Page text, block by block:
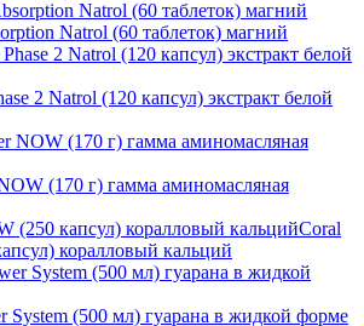
Natrol (60 таблеток) магний
2 Natrol (120 капсул) экстракт белой
(170 г) гамма аминомасляная
Coral
коралловый кальций
System (500 мл) гуарана в жидкой форме